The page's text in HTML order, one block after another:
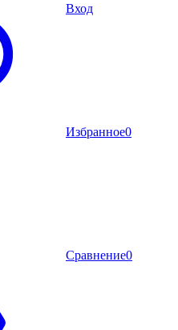
Вход
Избранное0
Сравнение0